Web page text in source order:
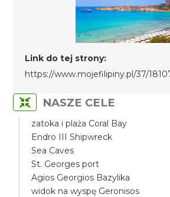
Link do tej strony:
https://www.mojefilipiny.pl/37/
NASZE CELE
zatoka i plaża Coral Bay
Endro III Shipwreck
Sea Caves
St. Georges port
Agios Georgios Bazylika
widok na wyspę Geronisos